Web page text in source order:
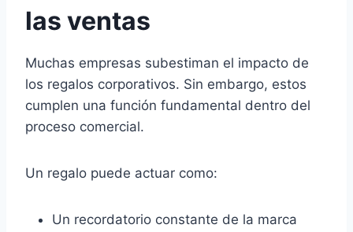
las ventas
Muchas empresas subestiman el impacto de
los regalos corporativos. Sin embargo, estos
cumplen una función fundamental dentro del
proceso comercial.
Un regalo puede actuar como:
Un recordatorio constante de la marca